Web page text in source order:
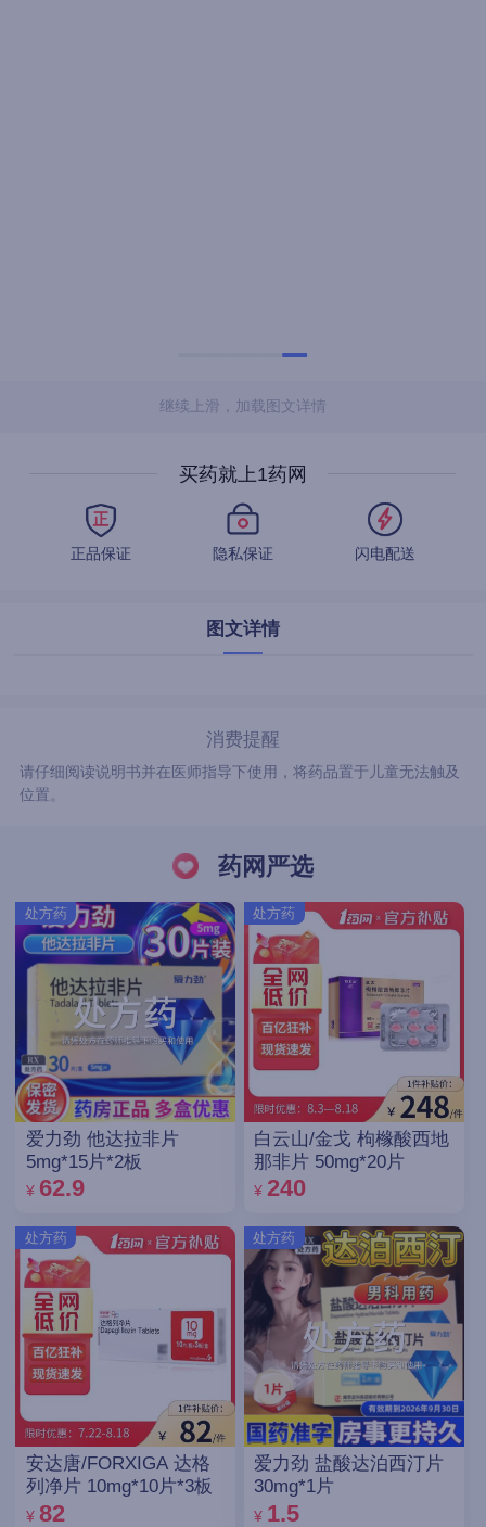
继续上滑，加载图文详情
买药就上1药网
正品保证 隐私保证 闪电配送
图文详情
消费提醒
请仔细阅读说明书并在医师指导下使用，将药品置于儿童无法触及
位置。
药网严选
处方药
爱力劲 他达拉非片
5mg*15片*2板
¥ 62.9
处方药
安达唐/FORXIGA 达格
列净片 10mg*10片*3板
¥ 82
处方药
白云山/金戈 枸橼酸西地
那非片 50mg*20片
¥ 240
处方药
爱力劲 盐酸达泊西汀片
30mg*1片
¥ 1.5